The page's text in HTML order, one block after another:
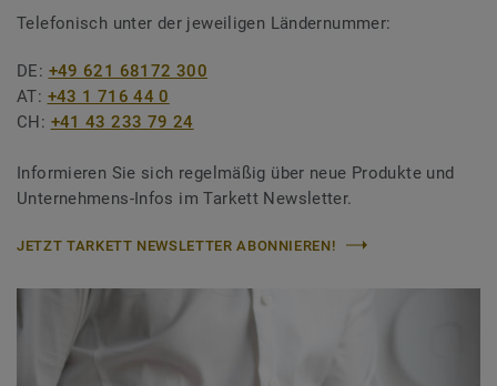
Telefonisch unter der jeweiligen Ländernummer:
DE: +49 621 68172 300
AT: +43 1 716 44 0
CH: +41 43 233 79 24
Informieren Sie sich regelmäßig über neue Produkte und
Unternehmens-Infos im Tarkett Newsletter.
JETZT TARKETT NEWSLETTER ABONNIEREN!